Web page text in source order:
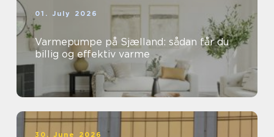
01. July 2026
Varmepumpe på Sjælland: sådan får du
billig og effektiv varme
30. June 2026